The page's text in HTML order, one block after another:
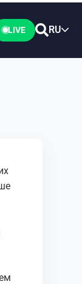
LIVE RU